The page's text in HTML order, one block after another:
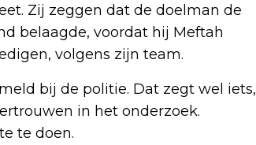
Zij zeggen dat de doelman de
belaagde, voordat hij Meftah
volgens zijn team.
bij de politie. Dat zegt wel iets,
in het onderzoek.
te doen.